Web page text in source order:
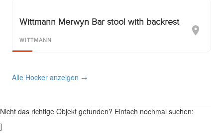
Wittmann Merwyn Bar stool with backrest
WITTMANN
Alle Hocker anzeigen →
Nicht das richtige Objekt gefunden? Einfach nochmal suchen:
]